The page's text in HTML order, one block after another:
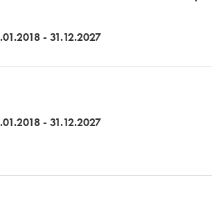
- 31.12.2027
- 31.12.2027